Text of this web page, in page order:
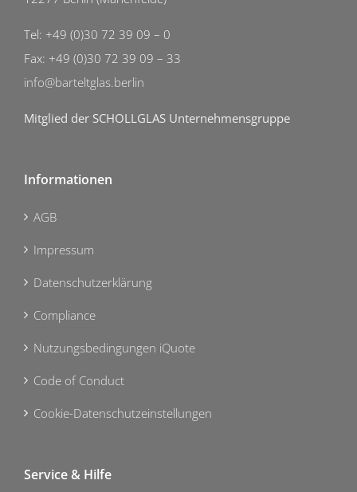
Tel: +49 (0)30 72 39 09 – 0
Fax: +49 (0)30 72 39 09 – 33
info@barteltglas.berlin
Mitglied der SCHOLLGLAS Unternehmensgruppe
Informationen
AGB
Impressum
Datenschutzerklärung
Compliance
Nutzungsbedingungen iQuote
Code of Conduct
Cookie-Datenschutzeinstellungen
Service & Hilfe